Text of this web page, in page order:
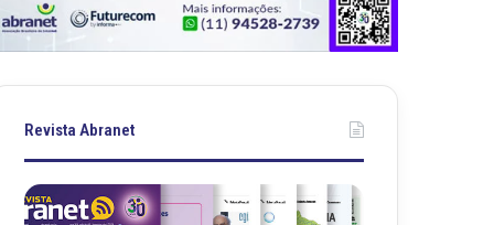
Revista Abranet
Revista
Abranet